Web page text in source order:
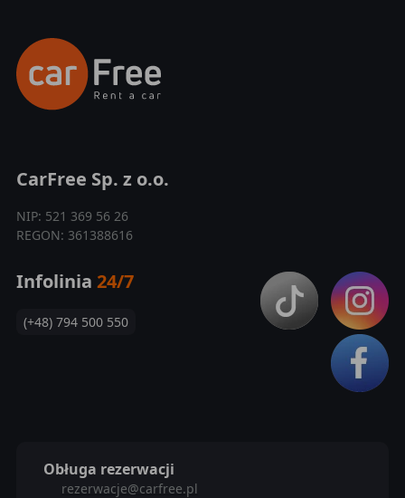
CarFree Sp. z o.o.
NIP: 521 369 56 26
REGON: 361388616
Infolinia 24/7
(+48) 794 500 550
Obługa rezerwacji
rezerwacje@carfree.pl